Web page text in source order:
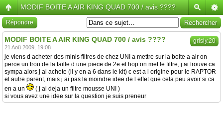
MODIF BOITE A AIR KING QUAD 700 / avis ????
Répondre
grisly.20
MODIF BOITE A AIR KING QUAD 700 / avis ????
21 Aoû 2009, 19:08
je viens d acheter des minis filtres de chez UNI a mettre sur la boite a air on
perce un trou de la taille d une piece de 2e et hop on met le filtre, j ai trouve ca
sympa alors j ai achete (il y en a 6 dans le kit) c est a l origine pour le RAPTOR
et autre parent, mais j ai pas la moindre idee de l effet que cela peu avoir si ca
en a un
( j ai deja un filtre mousse UNI )
si vous avez une idee sur la question je suis preneur